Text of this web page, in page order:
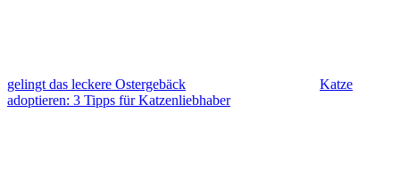
gelingt das leckere Ostergebäck
Katze
adoptieren: 3 Tipps für Katzenliebhaber